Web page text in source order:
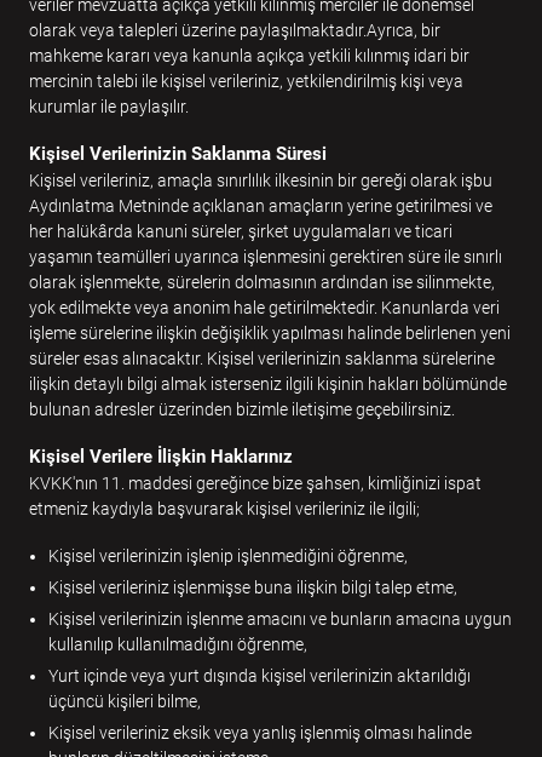
veriler mevzuatta açıkça yetkili kılınmış merciler ile dönemsel
olarak veya talepleri üzerine paylaşılmaktadır.Ayrıca, bir
mahkeme kararı veya kanunla açıkça yetkili kılınmış idari bir
mercinin talebi ile kişisel verileriniz, yetkilendirilmiş kişi veya
kurumlar ile paylaşılır.
Kişisel Verilerinizin Saklanma Süresi
Kişisel verileriniz, amaçla sınırlılık ilkesinin bir gereği olarak işbu
Aydınlatma Metninde açıklanan amaçların yerine getirilmesi ve
her halükârda kanuni süreler, şirket uygulamaları ve ticari
yaşamın teamülleri uyarınca işlenmesini gerektiren süre ile sınırlı
olarak işlenmekte, sürelerin dolmasının ardından ise silinmekte,
yok edilmekte veya anonim hale getirilmektedir. Kanunlarda veri
işleme sürelerine ilişkin değişiklik yapılması halinde belirlenen yeni
süreler esas alınacaktır. Kişisel verilerinizin saklanma sürelerine
ilişkin detaylı bilgi almak isterseniz ilgili kişinin hakları bölümünde
bulunan adresler üzerinden bizimle iletişime geçebilirsiniz.
Kişisel Verilere İlişkin Haklarınız
KVKK'nın 11. maddesi gereğince bize şahsen, kimliğinizi ispat
etmeniz kaydıyla başvurarak kişisel verileriniz ile ilgili;
Kişisel verilerinizin işlenip işlenmediğini öğrenme,
Kişisel verileriniz işlenmişse buna ilişkin bilgi talep etme,
Kişisel verilerinizin işlenme amacını ve bunların amacına uygun
kullanılıp kullanılmadığını öğrenme,
Yurt içinde veya yurt dışında kişisel verilerinizin aktarıldığı
üçüncü kişileri bilme,
Kişisel verileriniz eksik veya yanlış işlenmiş olması halinde